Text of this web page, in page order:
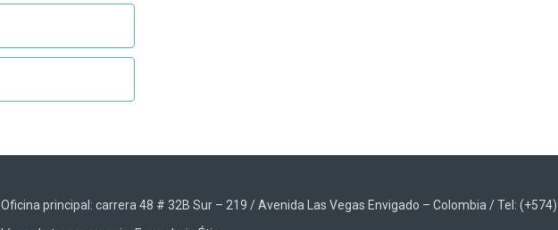
Oficina principal: carrera 48 # 32B Sur – 219 / Avenida Las Vegas Envigado – Colombia / Tel: